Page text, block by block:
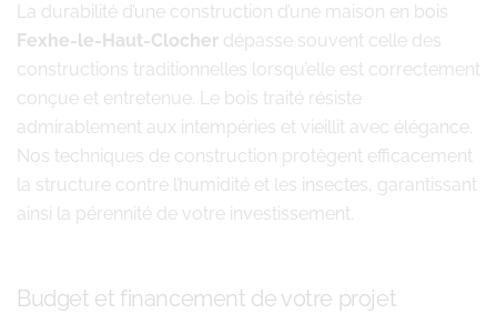
La durabilité d’une construction d’une maison en bois
Fexhe-le-Haut-Clocher dépasse souvent celle des
constructions traditionnelles lorsqu’elle est correctement
conçue et entretenue. Le bois traité résiste
admirablement aux intempéries et vieillit avec élégance.
Nos techniques de construction protègent efficacement
la structure contre l’humidité et les insectes, garantissant
ainsi la pérennité de votre investissement.
Budget et financement de votre projet